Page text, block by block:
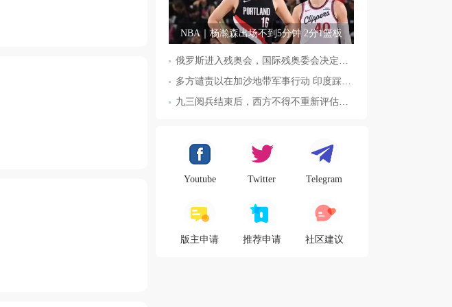
NBA｜杨瀚森出场不到5分钟 2分1篮板
Youtube Twitter Telegram
版主申请 推荐申请 社区建议